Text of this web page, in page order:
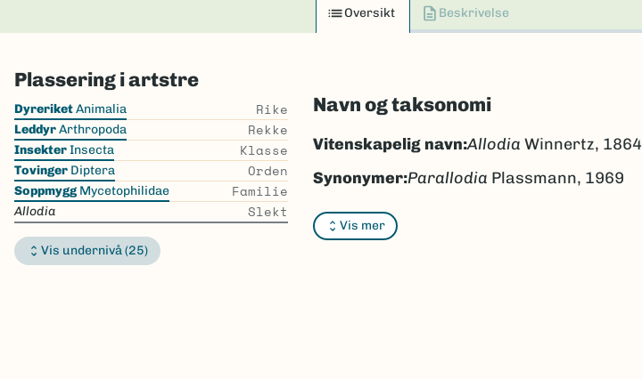
Oversikt Beskrivelse
Plassering i artstre
Skip
the
list
DyreriketAnimalia Rike
LeddyrArthropoda Rekke
InsekterInsecta Klasse
Tovinger Diptera Orden
Soppmygg Mycetophilidae Familie
Allodia Slekt
Vis undernivå (25)
Navn og taksonomi
Vis mer
Vitenskapelig navn:Allodia Winnertz, 1864
Synonymer:Parallodia Plassmann, 1969
Bokmål:Ingen
Nynorsk:Ingen